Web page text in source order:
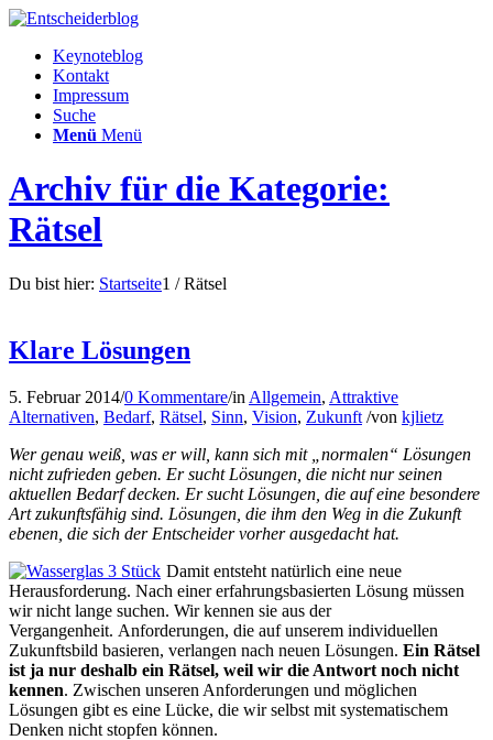
Keynoteblog
Kontakt
Impressum
Suche
Menü Menü
Archiv für die Kategorie:
Rätsel
Du bist hier: Startseite1 / Rätsel
Klare Lösungen
5. Februar 2014/0 Kommentare/in Allgemein, Attraktive
Alternativen, Bedarf, Rätsel, Sinn, Vision, Zukunft /von kjlietz
Wer genau weiß, was er will, kann sich mit „normalen“ Lösungen
nicht zufrieden geben. Er sucht Lösungen, die nicht nur seinen
aktuellen Bedarf decken. Er sucht Lösungen, die auf eine besondere
Art zukunftsfähig sind. Lösungen, die ihm den Weg in die Zukunft
ebenen, die sich der Entscheider vorher ausgedacht hat.
Damit entsteht natürlich eine neue
Herausforderung. Nach einer erfahrungsbasierten Lösung müssen
wir nicht lange suchen. Wir kennen sie aus der
Vergangenheit. Anforderungen, die auf unserem individuellen
Zukunftsbild basieren, verlangen nach neuen Lösungen. Ein Rätsel
ist ja nur deshalb ein Rätsel, weil wir die Antwort noch nicht
kennen. Zwischen unseren Anforderungen und möglichen
Lösungen gibt es eine Lücke, die wir selbst mit systematischem
Denken nicht stopfen können.